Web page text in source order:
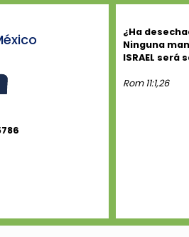
¿Ha
Ninguna
ISRAEL
Rom 11:1,26